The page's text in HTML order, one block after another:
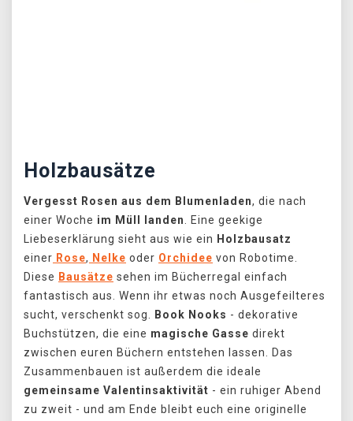
Holzbausätze
Vergesst Rosen aus dem Blumenladen, die nach
einer Woche im Müll landen
. Eine geekige
Liebeserklärung sieht aus wie ein Holzbausatz
einer Rose, Nelke oder Orchidee von Robotime.
Diese Bausätze sehen im Bücherregal einfach
fantastisch aus. Wenn ihr etwas noch Ausgefeilteres
sucht, verschenkt sog.
Book Nooks - dekorative
Buchstützen, die eine magische Gasse direkt
zwischen euren Büchern entstehen lassen. Das
Zusammenbauen ist außerdem die ideale
gemeinsame Valentinsaktivität - ein ruhiger Abend
zu zweit - und am Ende bleibt euch eine originelle